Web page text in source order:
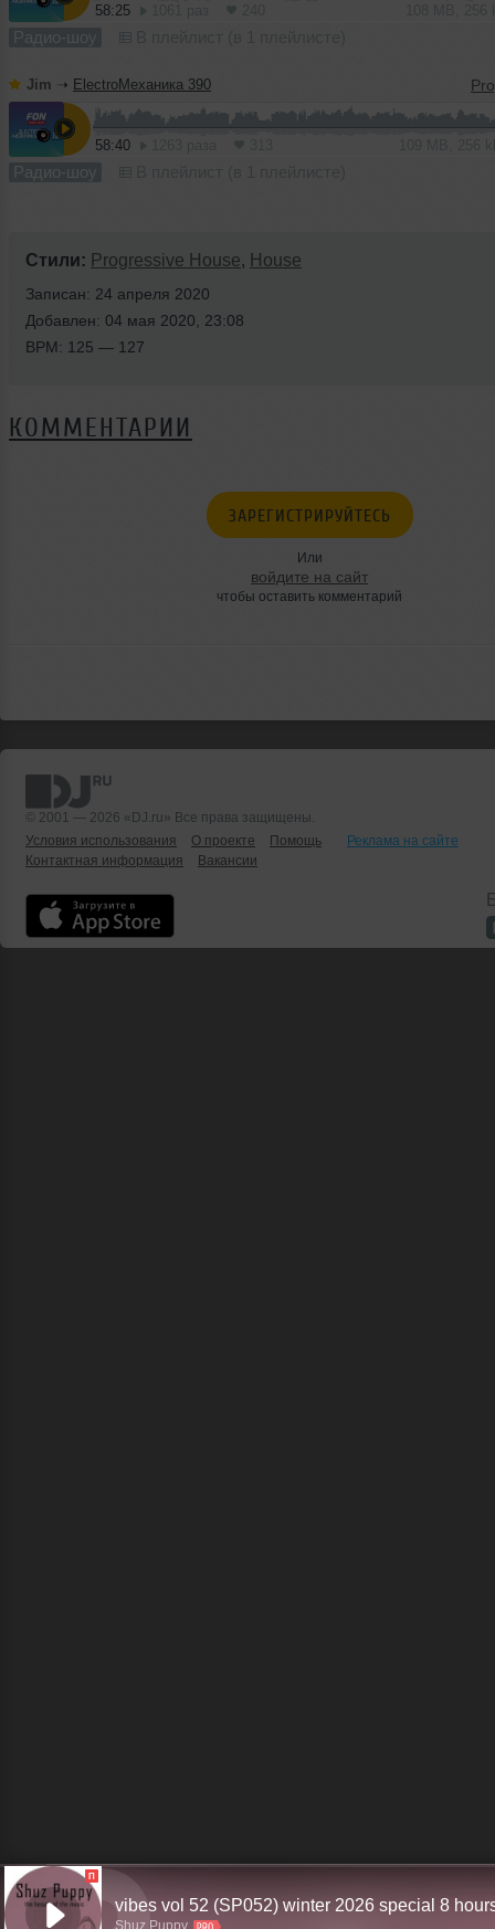
58:25
Радио-шоу
Jim ➝ ElectroМеханика 390
58:40
Радио-шоу
Стили: Progressive House, House
Записан: 24 апреля 2020
Добавлен: 04 мая 2020, 23:08
BPM: 125 — 127
КОММЕНТАРИИ
ЗАРЕГИСТРИРУЙТЕСЬ
Или
войдите на сайт
чтобы оставить комментарий
© 2001 — 2026 «DJ.ru» Все права защищены.
Условия использования
О проекте Помощь
Реклама на сайте
Контактная информация
Вакансии
П
Shuz Puppy